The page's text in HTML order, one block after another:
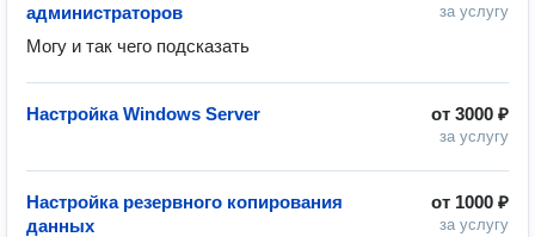
за услугу
администраторов
Могу и так чего подсказать
от 3000 ₽
за услугу
Настройка Windows Server
от 1000 ₽
за услугу
Настройка резервного копирования
данных